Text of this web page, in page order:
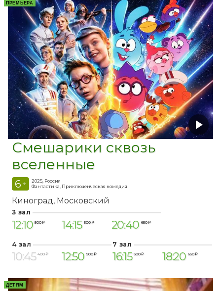
ПРЕМЬЕРА
Смешарики сквозь
вселенные
6 +
2025, Россия
Фантастика, Приключенческая комедия
Киноград Московский
3 зал
12:10 500 ₽ 14:15 500 ₽ 20:40 650 ₽
4 зал
10:45 400 ₽ 12:50 500 ₽
7 зал
16:15 600 ₽ 18:20 650 ₽
ДЕТЯМ